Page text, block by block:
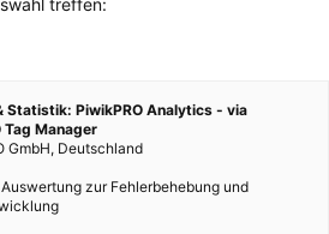
treffen:
Statistik: PiwikPRO Analytics - via
Tag Manager
GmbH, Deutschland
zur Fehlerbehebung und